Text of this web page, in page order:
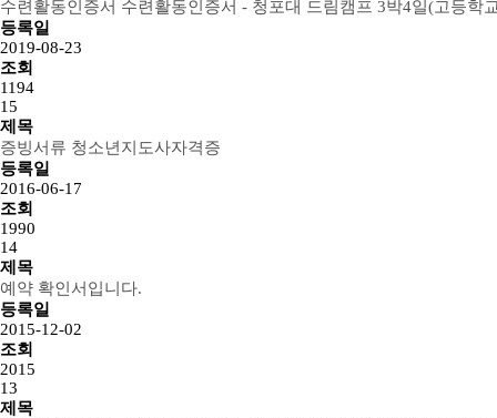
수련활동인증서 수련활동인증서 - 청포대 드림캠프 3박4일(고등학
등록일
2019-08-23
조회
1194
15
제목
증빙서류 청소년지도사자격증
등록일
2016-06-17
조회
1990
14
제목
예약 확인서입니다.
등록일
2015-12-02
조회
2015
13
제목